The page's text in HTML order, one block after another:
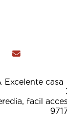
casa
facil